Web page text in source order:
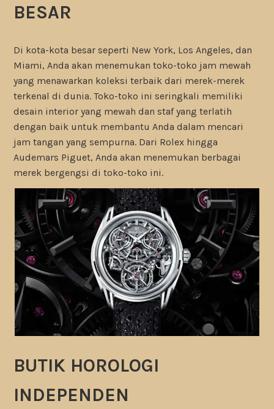
BESAR
Di kota-kota besar seperti New York, Los Angeles, dan
Miami, Anda akan menemukan toko-toko jam mewah
yang menawarkan koleksi terbaik dari merek-merek
terkenal di dunia. Toko-toko ini seringkali memiliki
desain interior yang mewah dan staf yang terlatih
dengan baik untuk membantu Anda dalam mencari
jam tangan yang sempurna. Dari Rolex hingga
Audemars Piguet, Anda akan menemukan berbagai
merek bergengsi di toko-toko ini.
BUTIK HOROLOGI
INDEPENDEN